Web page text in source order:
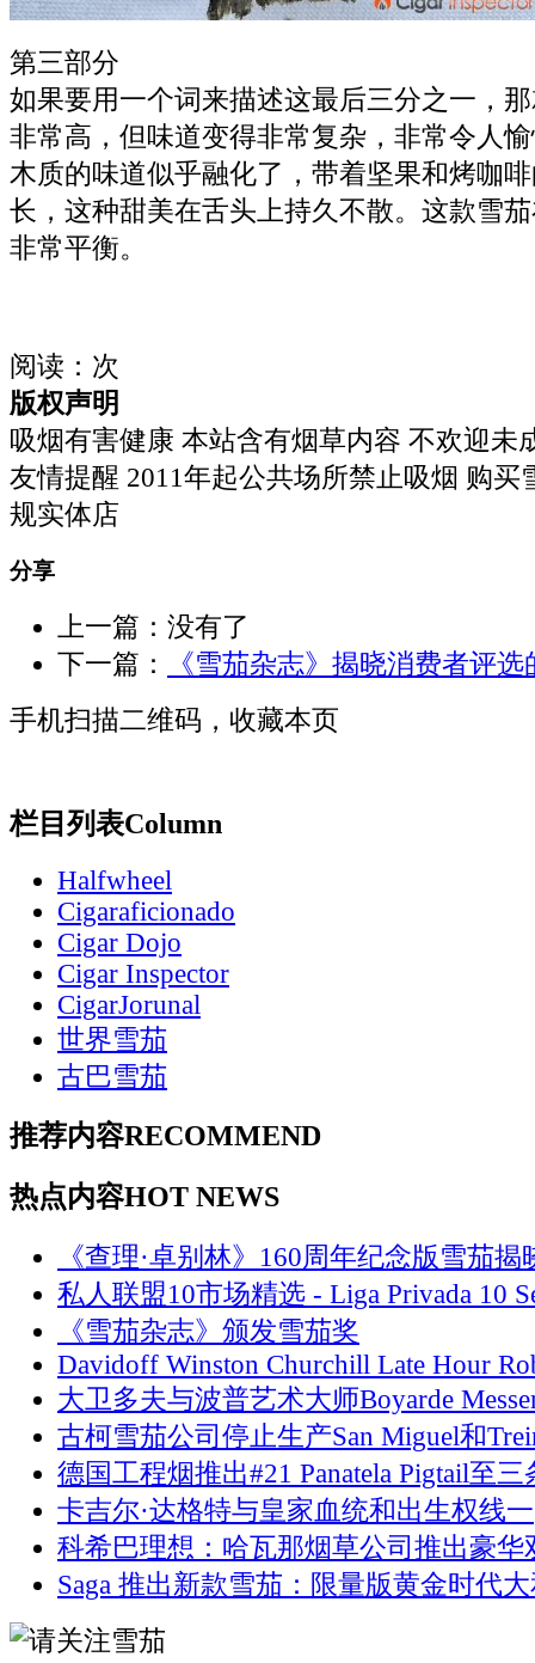
第三部分
如果要用一个词来描述这最后三分之一，
非常高，但味道变得非常复杂，非常令人
木质的味道似乎融化了，带着坚果和烤咖
长，这种甜美在舌头上持久不散。这款雪
非常平衡。
阅读： 次
版权声明
吸烟有害健康 本站含有烟草内容 不欢迎未
友情提醒 2011年起公共场所禁止吸烟 购买
规实体店
分享
上一篇：没有了
下一篇：
《雪茄杂志》揭晓消费者评
手机扫描二维码，收藏本页
栏目列表Column
Halfwheel
Cigaraficionado
Cigar Dojo
Cigar Inspector
CigarJorunal
世界雪茄
古巴雪茄
推荐内容RECOMMEND
热点内容HOT NEWS
《查理·卓别林》160周年纪念版雪茄揭
私人联盟10市场精选 - Liga Privada 10
《雪茄杂志》颁发雪茄奖
Davidoff Winston Churchill Late Hour
大卫多夫与波普艺术大师Boyarde
古柯雪茄公司停止生产San Miguel和
德国工程烟推出#21 Panatela Pigtail至三
卡吉尔·达格特与皇家血统和出生权线一
科希巴理想：哈瓦那烟草公司推出豪华
Saga 推出新款雪茄：限量版黄金时代